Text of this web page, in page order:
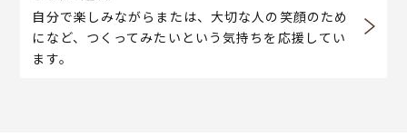
自分で楽しみながらまたは、大切な人の笑顔のため
になど、つくってみたいという気持ちを応援してい
ます。